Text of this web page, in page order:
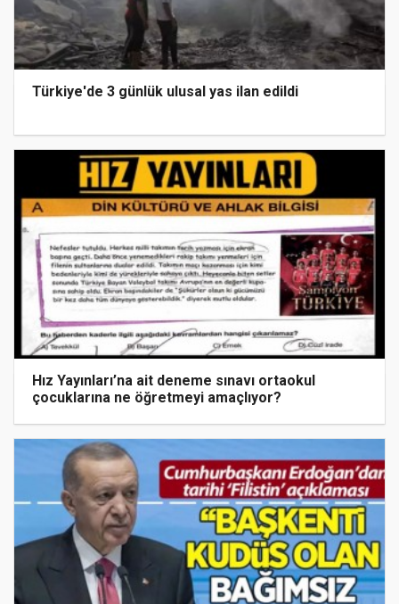
Türkiye'de 3 günlük ulusal yas ilan edildi
Hız Yayınları’na ait deneme sınavı ortaokul
çocuklarına ne öğretmeyi amaçlıyor?